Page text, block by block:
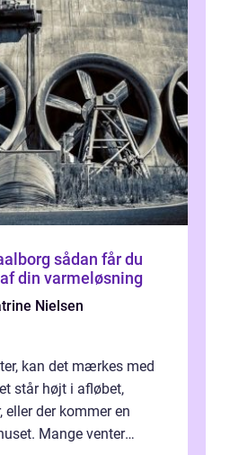
får du
din varmeløsning
Nielsen
kan det mærkes med
står højt i afløbet,
eller der kommer en
Mange venter